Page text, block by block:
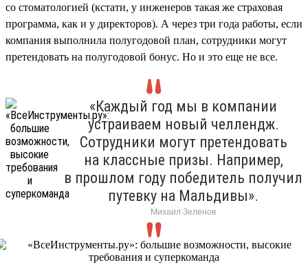
со стоматологией (кстати, у инженеров такая же страховая
программа, как и у директоров). А через три года работы, если
компания выполнила полугодовой план, сотрудники могут
претендовать на полугодовой бонус. Но и это еще не все.
«Каждый год мы в компании
устраиваем новый челлендж.
Сотрудники могут претендовать
на классные призы. Например,
в прошлом году победитель получил
путевку на Мальдивы».
Михаил Зеленов